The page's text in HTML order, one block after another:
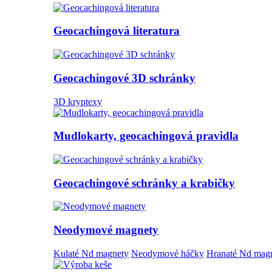
Geocachingová literatura
Geocachingové 3D schránky
3D kryptexy
Mudlokarty, geocachingová pravidla
Geocachingové schránky a krabičky
Neodymové magnety
Kulaté Nd magnety Neodymové háčky Hranaté Nd